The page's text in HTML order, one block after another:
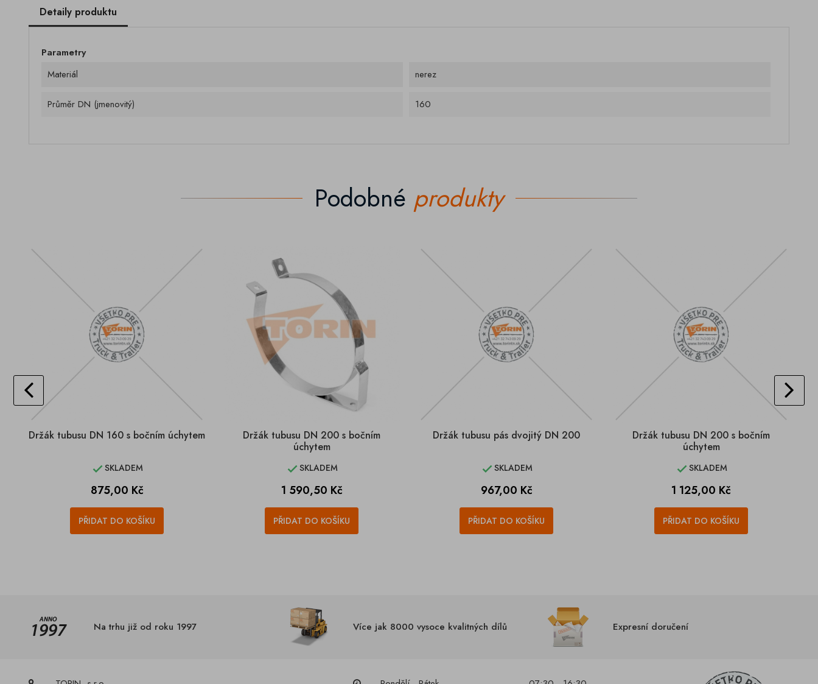
Detaily produktu
Parametry
Materiál
nerez
Průměr DN (jmenovitý) 160
Podobné produkty
Držák tubusu DN 160 s bočním úchytem
SKLADEM
Cena
875,00 Kč
PŘIDAT DO KOŠÍKU
Držák tubusu DN 200 s bočním
úchytem
SKLADEM
Cena
1 590,50 Kč
PŘIDAT DO KOŠÍKU
Držák tubusu pás dvojitý DN 200
SKLADEM
Cena
967,00 Kč
PŘIDAT DO KOŠÍKU
Držák tubusu DN 200 s bočním
úchytem
SKLADEM
Cena
1 125,00 Kč
PŘIDAT DO KOŠÍKU
Na trhu již od roku 1997 Více jak 8000 vysoce kvalitných dílů Expresní doručení